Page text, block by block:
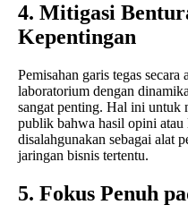
4. Mitigasi
Kepentingan
Pemisahan garis tegas
laboratorium dengan
sangat penting. Hal ini untuk
publik bahwa hasil opini
disalahgunakan sebagai alat
jaringan bisnis tertentu.
5. Fokus Penuh